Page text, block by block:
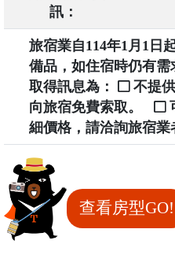
訊：
旅宿業自114年1月1日
備品，如住宿時仍有需
取得訊息為：
不提
向旅宿免費索取。
細價格，請洽詢旅宿業
查看房型GO!